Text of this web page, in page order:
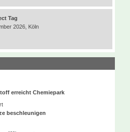
Tag
2026, Köln
erreicht Chemiepark
beschleunigen